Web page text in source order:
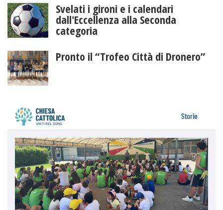
Svelati i gironi e i calendari
dall'Eccellenza alla Seconda
categoria
Pronto il “Trofeo Città di Dronero”